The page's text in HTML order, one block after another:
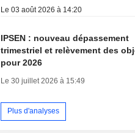
Le 03 août 2026 à 14:20
IPSEN : nouveau dépassement
trimestriel et relèvement des
pour 2026
Le 30 juillet 2026 à 15:49
Plus d'analyses